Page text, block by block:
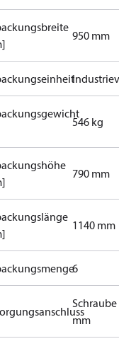
950 mm
546 kg
790 mm
1140 mm
6
Schraube
mm